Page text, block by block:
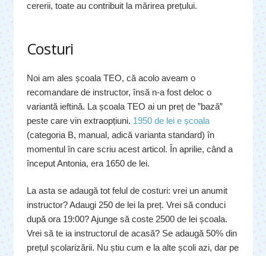
cererii, toate au contribuit la mărirea prețului.
Costuri
Noi am ales școala TEO, că acolo aveam o
recomandare de instructor, însă n-a fost deloc o
variantă ieftină. La școala TEO ai un preț de ”bază”
peste care vin extraopțiuni. 1950 de lei e școala
(categoria B, manual, adică varianta standard) în
momentul în care scriu acest articol. În aprilie, când a
început Antonia, era 1650 de lei.
La asta se adaugă tot felul de costuri: vrei un anumit
instructor? Adaugi 250 de lei la preț. Vrei să conduci
după ora 19:00? Ajunge să coste 2500 de lei școala.
Vrei să te ia instructorul de acasă? Se adaugă 50% din
prețul școlarizării. Nu știu cum e la alte școli azi, dar pe